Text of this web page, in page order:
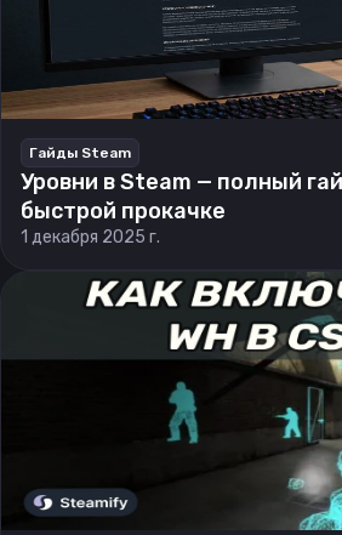
Гайды Steam
Уровни в Steam — полный
быстрой прокачке
1 декабря 2025 г.